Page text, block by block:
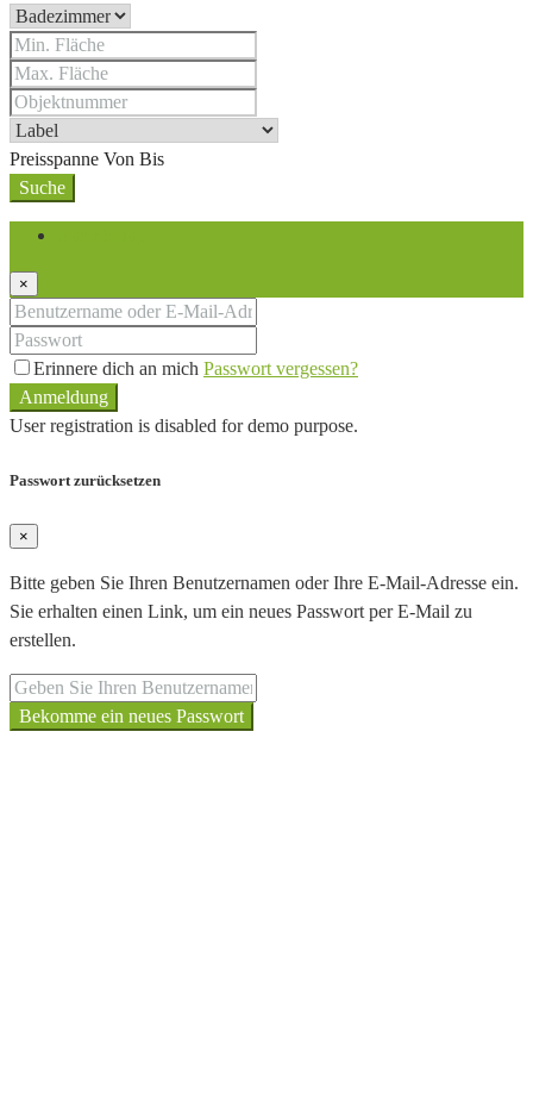
Preisspanne Von Bis
Suche
×
Erinnere dich an mich Passwort vergessen?
Anmeldung
User registration is disabled for demo purpose.
Passwort zurücksetzen
×
Bitte geben Sie Ihren Benutzernamen oder Ihre E-Mail-Adresse ein.
Sie erhalten einen Link, um ein neues Passwort per E-Mail zu
erstellen.
Bekomme ein neues Passwort